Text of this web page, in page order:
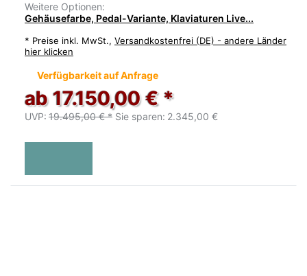
Weitere Optionen:
Gehäusefarbe, Pedal-Variante, Klaviaturen Live...
* Preise inkl. MwSt., Versandkostenfrei (DE) - andere Länder
hier klicken
Verfügbarkeit auf Anfrage
ab 17.150,00 € *
UVP: 19.495,00 € * Sie sparen: 2.345,00 €